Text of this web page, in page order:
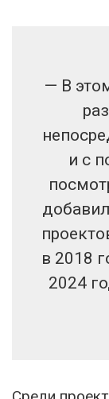
— В
и с
в 2018
2024